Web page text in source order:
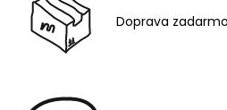
Doprava